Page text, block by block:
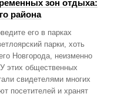
зон отдыха:
района
его в парках
парки, хоть
Новгорода, неизменно
этих общественных
свидетелями многих
посетителей и хранят